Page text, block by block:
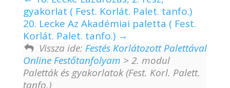
gyakorlat ( Fest. Korlát. Palet. tanfo.)
20. Lecke Az Akadémiai paletta ( Fest.
Korlát. Palet. tanfo.)
Vissza ide: Festés Korlátozott Palettával
Online Festőtanfolyam > 2. modul
Paletták és gyakorlatok (Fest. Korl. Palett.
tanfo.)